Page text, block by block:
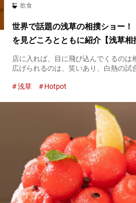
飲食
世界で話題の浅草の相撲ショー
を見どころとともに紹介【浅草相
店に入れば、目に飛び込んでくるのは
広げられるのは、笑いあり、白熱の試
観覧しながら食事を楽しめるレストラ
浅草 Hotpot